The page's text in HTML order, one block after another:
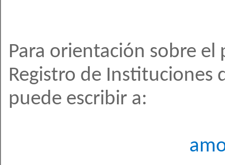
Para orientación sobre el
Registro de Instituciones
puede escribir a: